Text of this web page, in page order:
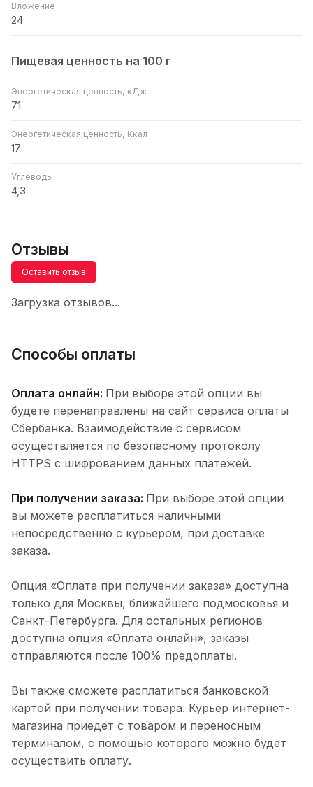
Вложение
24
Пищевая ценность на 100 г
Энергетическая ценность, кДж
71
Энергетическая ценность, Ккал
17
Углеводы
4,3
Отзывы
Оставить отзыв
Загрузка отзывов...
Способы оплаты
Оплата онлайн: При выборе этой опции вы
будете перенаправлены на сайт сервиса оплаты
Сбербанка. Взаимодействие с сервисом
осуществляется по безопасному протоколу
HTTPS с шифрованием данных платежей.
При получении заказа: При выборе этой опции
вы можете расплатиться наличными
непосредственно с курьером, при доставке
заказа.
Опция «Оплата при получении заказа» доступна
только для Москвы, ближайшего подмосковья и
Санкт-Петербурга. Для остальных регионов
доступна опция «Оплата онлайн», заказы
отправляются после 100% предоплаты.
Вы также сможете расплатиться банковской
картой при получении товара. Курьер интернет-
магазина приедет с товаром и переносным
терминалом, с помощью которого можно будет
осуществить оплату.